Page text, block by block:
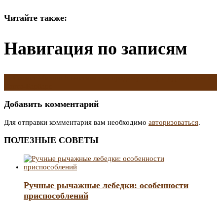
Читайте также:
Навигация по записям
Добавить комментарий
Для отправки комментария вам необходимо авторизоваться.
ПОЛЕЗНЫЕ СОВЕТЫ
Ручные рычажные лебедки: особенности
приспособлений